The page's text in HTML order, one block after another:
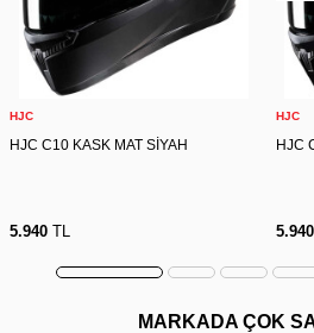
HJC
HJC C10 KASK MAT SİYAH
5.940 TL
HJC
HJC
5.940
MARKADA ÇOK